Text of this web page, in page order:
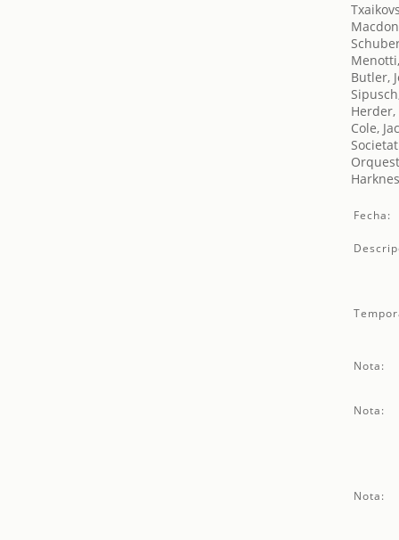
Butler,
Cole,
Fecha:
Nota:
Nota:
Nota: